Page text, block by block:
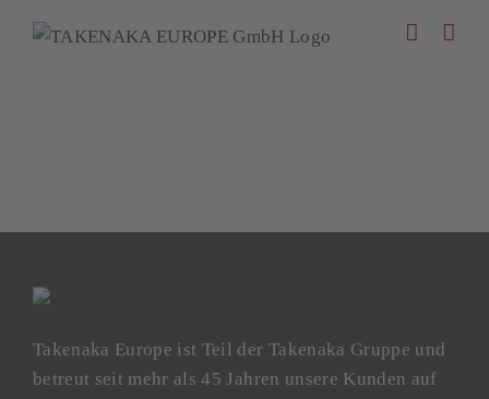
Inhalt
Takenaka Europe ist Teil der Takenaka Gruppe und
betreut seit mehr als 45 Jahren unsere Kunden auf